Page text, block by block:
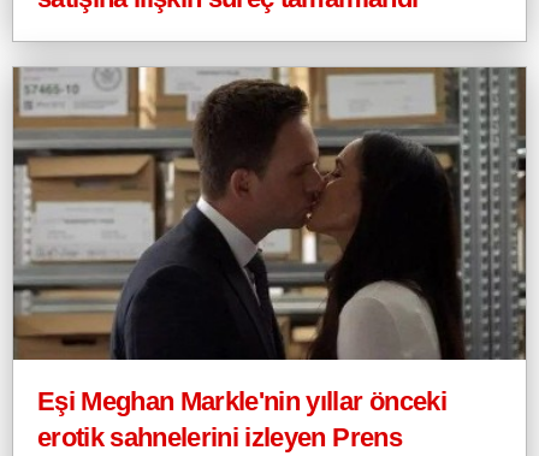
Eşi Meghan Markle'nin yıllar önceki
erotik sahnelerini izleyen Prens